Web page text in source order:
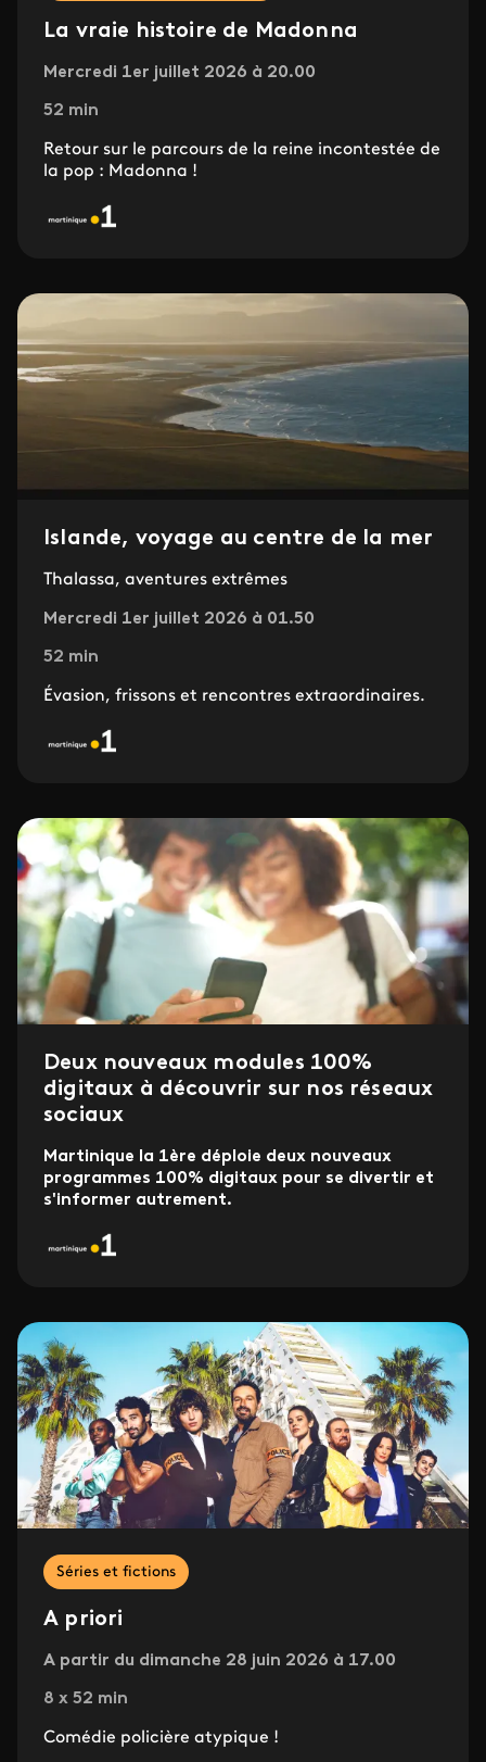
La vraie histoire de Madonna
Mercredi 1er juillet 2026 à 20.00
52 min
Retour sur le parcours de la reine incontestée de
la pop : Madonna !
Islande, voyage au centre de la mer
Thalassa, aventures extrêmes
Mercredi 1er juillet 2026 à 01.50
52 min
Évasion, frissons et rencontres extraordinaires.
Deux nouveaux modules 100%
digitaux à découvrir sur nos réseaux
sociaux
Martinique la 1ère déploie deux nouveaux
programmes 100% digitaux pour se divertir et
s'informer autrement.
Séries et fictions
A priori
A partir du dimanche 28 juin 2026 à 17.00
8 x 52 min
Comédie policière atypique !